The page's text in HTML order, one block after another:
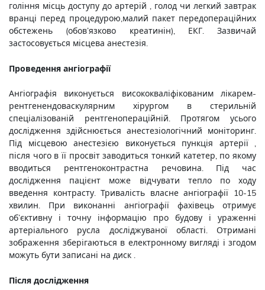
гоління місць доступу до артерій , голод чи легкий завтрак
вранці перед процедурою,малий пакет передопераційних
обстежень (обов’язково креатинін), ЕКГ. Зазвичай
застосовується місцева анестезія.
Проведення ангіографії
Ангіографія виконується висококваліфікованим лікарем-
рентгенендоваскулярним хірургом в стерильній
спеціалізованій рентгенопераційній. Протягом усього
дослідження здійснюється анестезіологічний моніторинг.
Під місцевою анестезією виконується пункція артерії ,
після чого в її просвіт заводиться тонкий катетер, по якому
вводиться рентгеноконтрастна речовина. Під час
дослідження пацієнт може відчувати тепло по ходу
введення контрасту. Тривалість власне ангіографії 10-15
хвилин. При виконанні ангіографії фахівець отримує
об’єктивну і точну інформацію про будову і ураженні
артеріального русла досліджуваної області. Отримані
зображення зберігаються в електронному вигляді і згодом
можуть бути записані на диск .
Після дослідження